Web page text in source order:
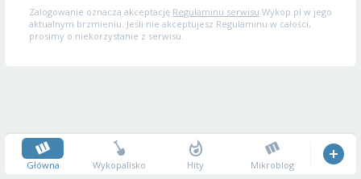
Zalogowanie oznacza akceptację Regulaminu serwisu Wykop.pl w jego
aktualnym brzmieniu. Jeśli nie akceptujesz Regulaminu w całości,
prosimy o niekorzystanie z serwisu.
Główna Wykopalisko Hity Mikroblog